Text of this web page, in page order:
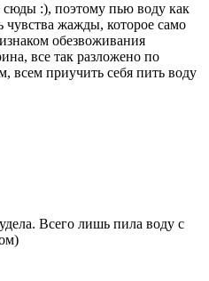
:), поэтому пью воду как
чувства жажды, которое само
обезвоживания
все так разложено по
всем приучить себя пить воду
Всего лишь пила воду с